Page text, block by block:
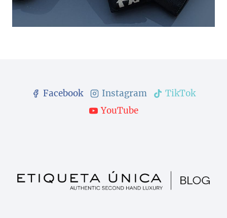
Facebook Instagram
TikTok
YouTube